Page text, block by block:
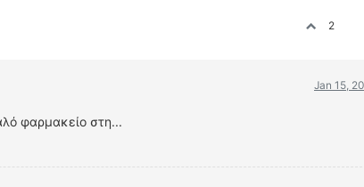
2
Jan 15,
φαρμακείο στη...